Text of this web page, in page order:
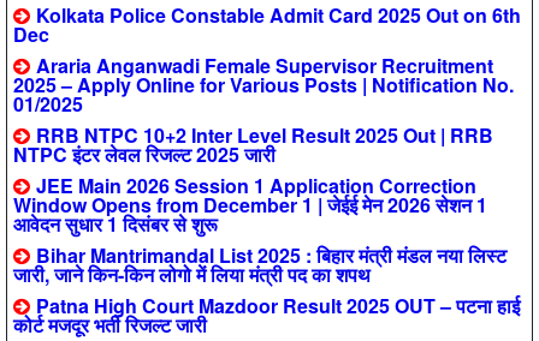
Kolkata Police Constable Admit Card 2025 Out on 6th
Dec
Araria Anganwadi Female Supervisor Recruitment
2025 – Apply Online for Various Posts | Notification No.
01/2025
RRB NTPC 10+2 Inter Level Result 2025 Out | RRB
NTPC इंटर लेवल रिजल्ट 2025 जारी
JEE Main 2026 Session 1 Application Correction
Window Opens from December 1 | जेईई मेन 2026 सेशन 1
आवेदन सुधार 1 दिसंबर से शुरू
Bihar Mantrimandal List 2025 : बिहार मंत्री मंडल नया लिस्ट
जारी, जाने किन-किन लोगो में लिया मंत्री पद का शपथ
Patna High Court Mazdoor Result 2025 OUT – पटना हाई
कोर्ट मजदूर भर्ती रिजल्ट जारी